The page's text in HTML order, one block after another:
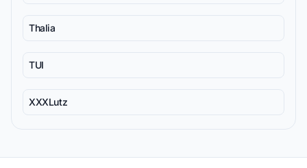
Thalia
TUI
XXXLutz